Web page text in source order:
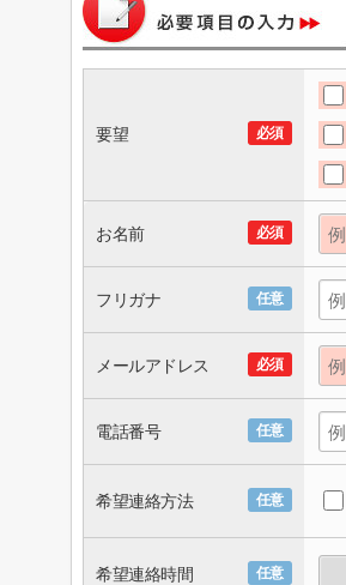
必須
要望
必須
お名前
任意
フリガナ
必須
メールアドレス
任意
電話番号
任意
希望連絡方法
任意
希望連絡時間